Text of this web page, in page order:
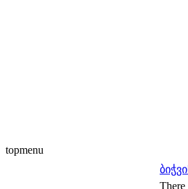
topmenu
There